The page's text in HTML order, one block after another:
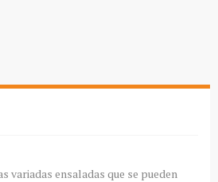
variadas ensaladas que se pueden